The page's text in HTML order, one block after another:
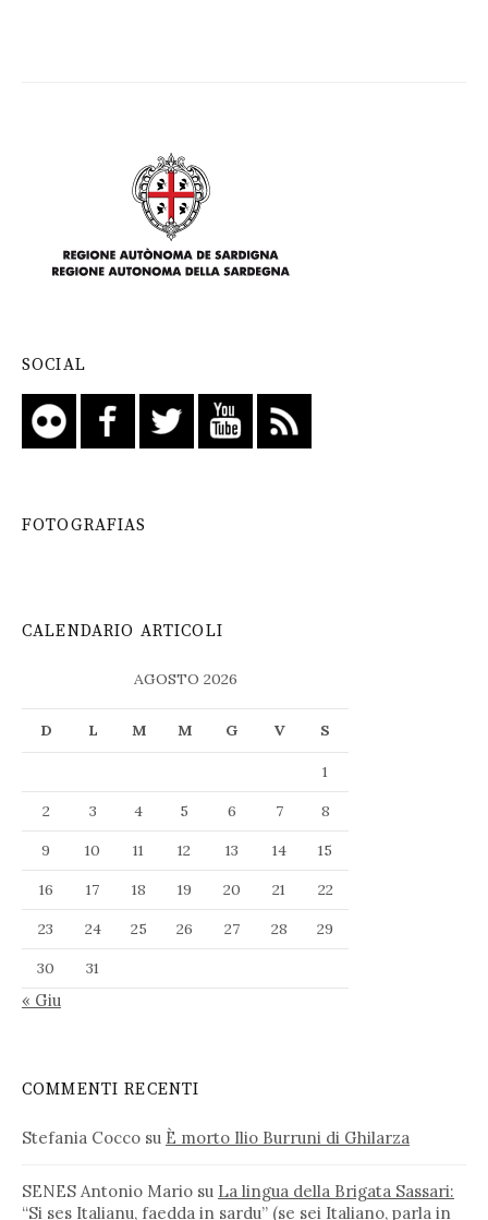
SOCIAL
FOTOGRAFIAS
CALENDARIO ARTICOLI
AGOSTO 2026
D L M M G V S
1
2
3 4 5 6 7
8
9
10 11 12 13 14
15
16
17 18 19 20 21
22
23
24 25 26 27 28
29
30
31
« Giu
COMMENTI RECENTI
Stefania Cocco su È morto Ilio Burruni di Ghilarza
SENES Antonio Mario su La lingua della Brigata Sassari:
“Si ses Italianu, faedda in sardu” (se sei Italiano, parla in